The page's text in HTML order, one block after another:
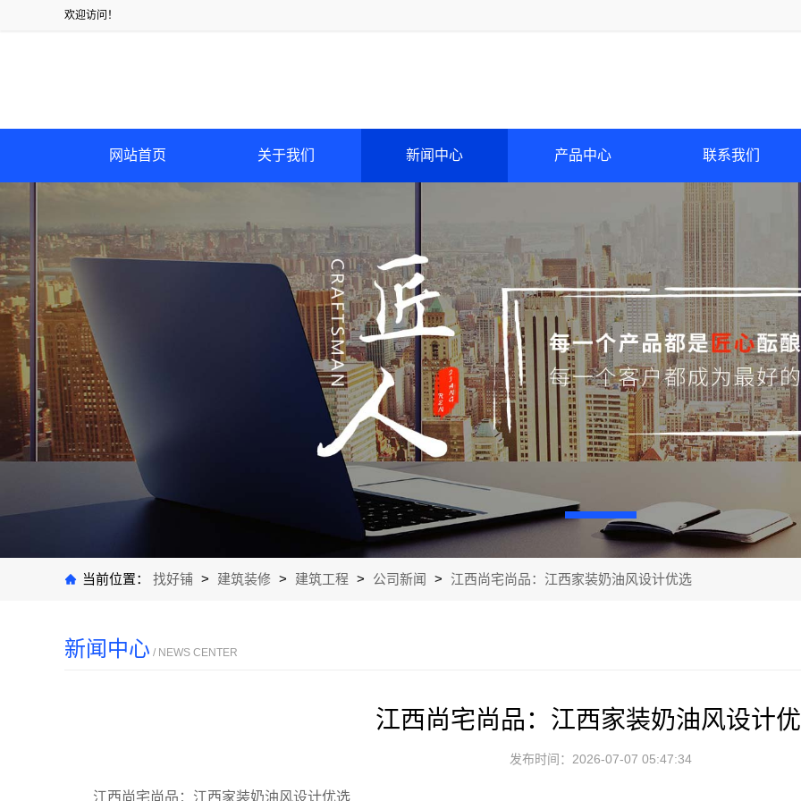
欢迎访问！
网站首页 关于我们 新闻中心 产品中心 联系我们
当前位置： 找好铺 > 建筑装修 > 建筑工程 > 公司新闻 > 江西尚宅尚品：江西家装奶油风设计优选
新闻中心 / NEWS CENTER
江西尚宅尚品：江西家装奶油风设计
发布时间：2026-07-07 05:47:34
江西尚宅尚品：江西家装奶油风设计优选